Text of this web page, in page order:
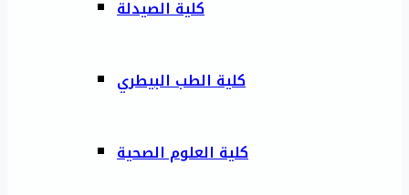
كلية الصيدلة
كلية الطب البيطري
كلية العلوم الصحية